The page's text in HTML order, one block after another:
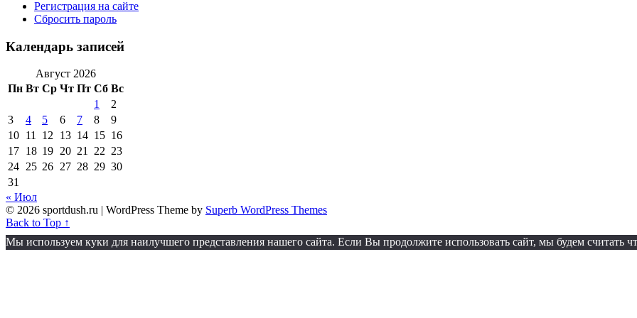
Регистрация на сайте
Сбросить пароль
Календарь записей
Август 2026
Пн Вт Ср Чт Пт Сб Вс
1
2
3
4 5 6 7 8
9
10 11 12 13 14 15 16
17 18 19 20 21 22 23
24 25 26 27 28 29 30
31
« Июл
© 2026 sportdush.ru | WordPress Theme by Superb WordPress Themes
Back to Top ↑
Мы используем куки для наилучшего представления нашего сайта. Если Вы продолжите использовать сайт, мы будем считать